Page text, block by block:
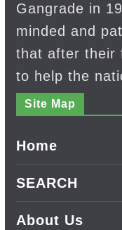
Gangrade in
minded and
that after their
to help the
Site Map
Home
SEARCH
About Us